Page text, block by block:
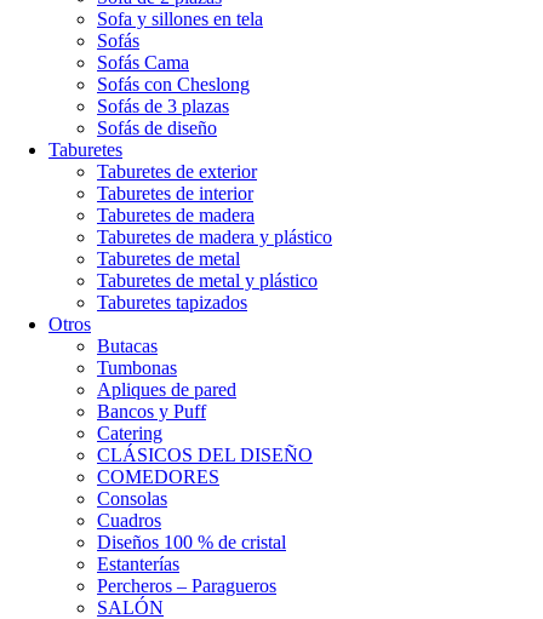
Sofa y sillones en tela
Sofás
Sofás Cama
Sofás con Cheslong
Sofás de 3 plazas
Sofás de diseño
Taburetes
Taburetes de exterior
Taburetes de interior
Taburetes de madera
Taburetes de madera y plástico
Taburetes de metal
Taburetes de metal y plástico
Taburetes tapizados
Otros
Butacas
Tumbonas
Apliques de pared
Bancos y Puff
Catering
CLÁSICOS DEL DISEÑO
COMEDORES
Consolas
Cuadros
Diseños 100 % de cristal
Estanterías
Percheros – Paragueros
SALÓN